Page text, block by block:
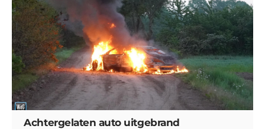
Achtergelaten auto uitgebrand